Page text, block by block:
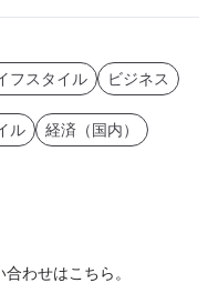
フスタイル ビジネス
ル 経済（国内）
わせはこちら。